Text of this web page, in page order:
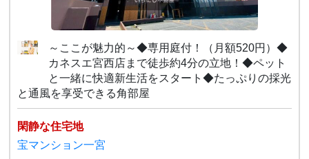
～ここが魅力的～◆専用庭付！（月額520円）◆
カネスエ宮西店まで徒歩約4分の立地！◆ペット
と一緒に快適新生活をスタート◆たっぷりの採光
と通風を享受できる角部屋
閑静な住宅地
宝マンション一宮